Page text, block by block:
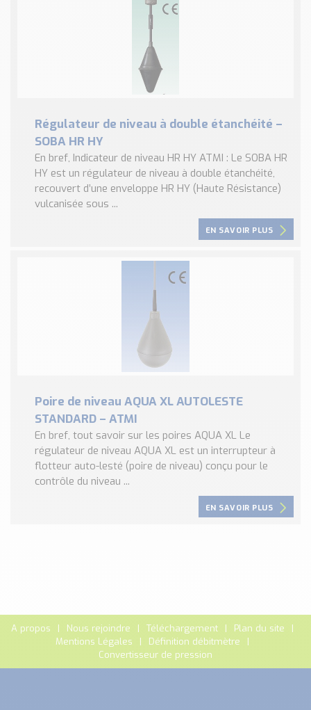
Régulateur de niveau à double étanchéité –
SOBA HR HY
En bref, Indicateur de niveau HR HY ATMI : Le SOBA HR
HY est un régulateur de niveau à double étanchéité,
recouvert d’une enveloppe HR HY (Haute Résistance)
vulcanisée sous ...
EN SAVOIR PLUS
Poire de niveau AQUA XL AUTOLESTE
STANDARD – ATMI
En bref, tout savoir sur les poires AQUA XL Le
régulateur de niveau AQUA XL est un interrupteur à
flotteur auto-lesté (poire de niveau) conçu pour le
contrôle du niveau ...
EN SAVOIR PLUS
A propos Nous rejoindre Téléchargement
Plan du site
Mentions Légales
Définition débitmètre
Convertisseur de pression